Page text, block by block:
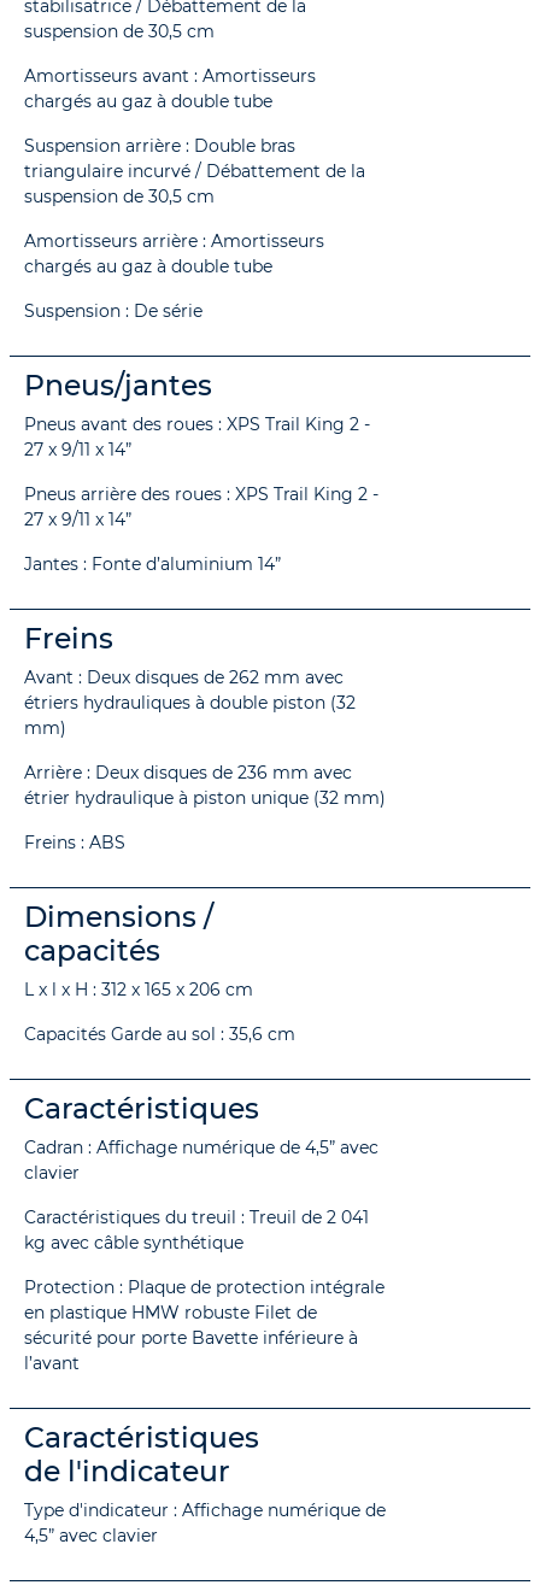
stabilisatrice / Débattement de la
suspension de 30,5 cm
Amortisseurs avant : Amortisseurs
chargés au gaz à double tube
Suspension arrière : Double bras
triangulaire incurvé / Débattement de la
suspension de 30,5 cm
Amortisseurs arrière : Amortisseurs
chargés au gaz à double tube
Suspension : De série
Pneus/jantes
Pneus avant des roues : XPS Trail King 2 -
27 x 9/11 x 14”
Pneus arrière des roues : XPS Trail King 2 -
27 x 9/11 x 14”
Jantes : Fonte d’aluminium 14”
Freins
Avant : Deux disques de 262 mm avec
étriers hydrauliques à double piston (32
mm)
Arrière : Deux disques de 236 mm avec
étrier hydraulique à piston unique (32 mm)
Freins : ABS
Dimensions /
capacités
L x l x H : 312 x 165 x 206 cm
Capacités Garde au sol : 35,6 cm
Caractéristiques
Cadran : Affichage numérique de 4,5” avec
clavier
Caractéristiques du treuil : Treuil de 2 041
kg avec câble synthétique
Protection : Plaque de protection intégrale
en plastique HMW robuste Filet de
sécurité pour porte Bavette inférieure à
l’avant
Caractéristiques
de l'indicateur
Type d'indicateur : Affichage numérique de
4,5” avec clavier